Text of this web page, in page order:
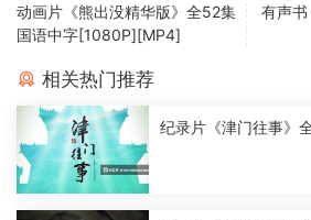
动画片《熊出没精华版》全52集
国语中字[1080P][MP4]
有声
相关热门推荐
纪录片《津门往事》